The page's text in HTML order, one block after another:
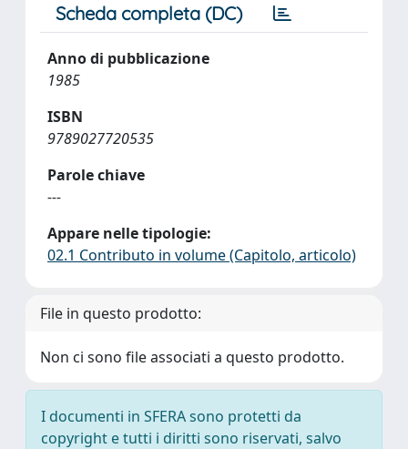
Scheda completa (DC)
Anno di pubblicazione
1985
ISBN
9789027720535
Parole chiave
---
Appare nelle tipologie:
02.1 Contributo in volume (Capitolo, articolo)
File in questo prodotto:
Non ci sono file associati a questo prodotto.
I documenti in SFERA sono protetti da
copyright e tutti i diritti sono riservati, salvo